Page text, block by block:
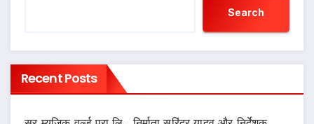
Search
Recent Posts